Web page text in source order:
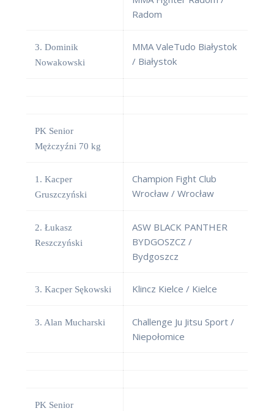
Radom
3. Dominik
Nowakowski
MMA ValeTudo Białystok
/ Białystok
PK Senior
Mężczyźni 70 kg
1. Kacper
Gruszczyński
Champion Fight Club
Wrocław / Wrocław
2. Łukasz
Reszczyński
ASW BLACK PANTHER
BYDGOSZCZ /
Bydgoszcz
3. Kacper Sękowski Klincz Kielce / Kielce
3. Alan Mucharski
Challenge Ju Jitsu Sport /
Niepołomice
PK Senior